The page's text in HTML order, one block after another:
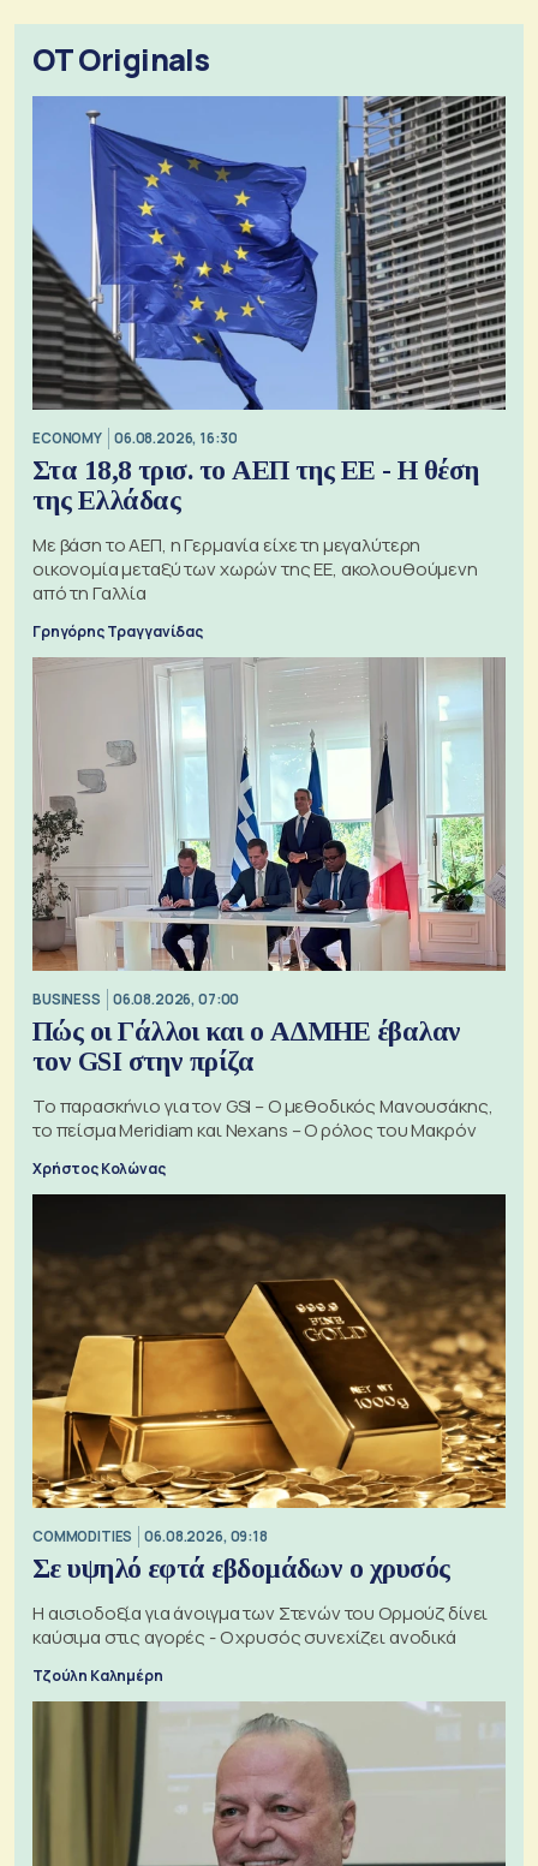
OT Originals
ECONOMY 06.08.2026, 16:30
Στα 18,8 τρισ. το ΑΕΠ της ΕΕ - Η θέση
της Ελλάδας
Με βάση το ΑΕΠ, η Γερμανία είχε τη μεγαλύτερη
οικονομία μεταξύ των χωρών της ΕΕ, ακολουθούμενη
από τη Γαλλία
Γρηγόρης Τραγγανίδας
BUSINESS 06.08.2026, 07:00
Πώς οι Γάλλοι και ο ΑΔΜΗΕ έβαλαν
τον GSI στην πρίζα
Το παρασκήνιο για τον GSI – Ο μεθοδικός Μανουσάκης,
το πείσμα Meridiam και Nexans – Ο ρόλος του Μακρόν
Χρήστος Κολώνας
COMMODITIES 06.08.2026, 09:18
Σε υψηλό εφτά εβδομάδων ο χρυσός
Η αισιοδοξία για άνοιγμα των Στενών του Ορμούζ δίνει
καύσιμα στις αγορές - Ο χρυσός συνεχίζει ανοδικά
Τζούλη Καλημέρη